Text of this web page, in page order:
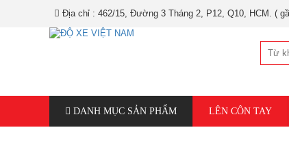
Địa chỉ : 462/15, Đường 3 Tháng 2, P12, Q10, HCM. ( gần ngã tư
DANH MỤC SẢN PHẨM LÊN CÔN TAY